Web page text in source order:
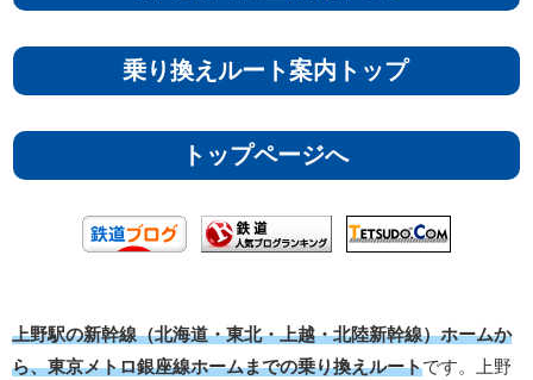
乗り換えルート案内トップ
トップページへ
上野駅の新幹線（北海道・東北・上越・北陸新幹線）ホームか
ら、東京メトロ銀座線ホームまでの乗り換えルートです。上野